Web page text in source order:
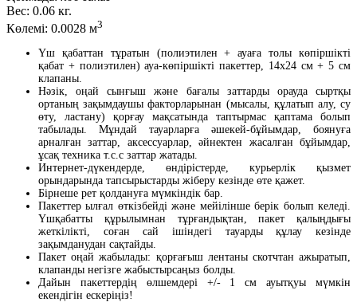
Вес: 0.06 кг.
Көлемі: 0.0028 м3
Үш қабаттан тұратын (полиэтилен + ауаға толы көпіршікті
қабат + полиэтилен) ауа-көпіршікті пакеттер, 14х24 см + 5 см
клапаны.
Нәзік, оңай сынғыш және бағалы заттарды орауда сыртқы
ортаның зақымдаушы факторларынан (мысалы, құлатып алу, су
өту, ластану) қорғау мақсатында таптырмас қаптама болып
табылады. Мұндай тауарларға әшекей-бұйымдар, боянуға
арналған заттар, аксессуарлар, әйнектен жасалған бұйымдар,
ұсақ техника т.с.с заттар жатады.
Интернет-дүкендерде, өндірістерде, курьерлік қызмет
орындарында тапсырыстарды жіберу кезінде өте қажет.
Бірнеше рет қолдануға мүмкіндік бар.
Пакеттер ылғал өткізбейді және мейілінше берік болып келеді.
Үшқабатты құрылымнан тұрғандықтан, пакет қалыңдығы
жеткілікті, соған сай ішіндегі тауарды құлау кезінде
зақымданудан сақтайды.
Пакет оңай жабылады: қорғағыш лентаны скотчтан ажыратып,
клапанды негізге жабыстырсаңыз болды.
Дайын пакеттердің өлшемдері +/- 1 см ауытқуы мүмкін
екендігін ескеріңіз!